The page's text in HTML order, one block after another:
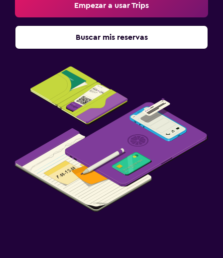
Empezar a usar Trips
Buscar mis reservas